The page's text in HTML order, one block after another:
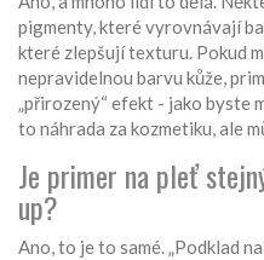
pigmenty, které vyrovnávají
které zlepšují texturu. Pokud
nepravidelnou barvu kůže,
„přirozený“ efekt - jako byste
to náhrada za kozmetiku, ale
Je primer na pleť
up?
Ano, to je to samé. „Podklad